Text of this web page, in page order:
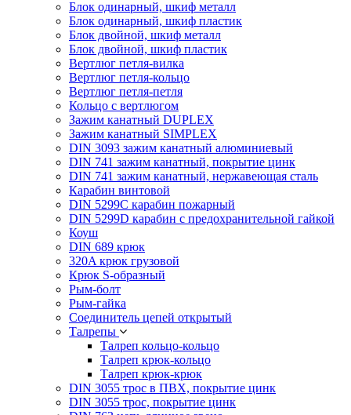
Блок одинарный, шкиф металл
Блок одинарный, шкиф пластик
Блок двойной, шкиф металл
Блок двойной, шкиф пластик
Вертлюг петля-вилка
Вертлюг петля-кольцо
Вертлюг петля-петля
Кольцо с вертлюгом
Зажим канатный DUPLEX
Зажим канатный SIMPLEX
DIN 3093 зажим канатный алюминиевый
DIN 741 зажим канатный, покрытие цинк
DIN 741 зажим канатный, нержавеющая сталь
Карабин винтовой
DIN 5299C карабин пожарный
DIN 5299D карабин с предохранительной гайкой
Коуш
DIN 689 крюк
320A крюк грузовой
Крюк S-образный
Рым-болт
Рым-гайка
Соединитель цепей открытый
Талрепы
Талреп кольцо-кольцо
Талреп крюк-кольцо
Талреп крюк-крюк
DIN 3055 трос в ПВХ, покрытие цинк
DIN 3055 трос, покрытие цинк